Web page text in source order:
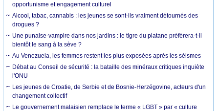
opportunisme et engagement culturel
Alcool, tabac, cannabis : les jeunes se sont-ils vraiment détournés des
drogues ?
Une punaise-vampire dans nos jardins : le tigre du platane préférera-t-il
bientôt le sang à la sève ?
Au Venezuela, les femmes restent les plus exposées après les séismes
Débat au Conseil de sécurité : la bataille des minéraux critiques inquiète
l'ONU
Les jeunes de Croatie, de Serbie et de Bosnie-Herzégovine, acteurs d'un
changement collectif
Le gouvernement malaisien remplace le terme « LGBT » par « culture